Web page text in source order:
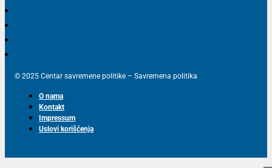
© 2025 Centar savremene politike – Savremena politika
O nama
Kontakt
Impressum
Uslovi korišćenja